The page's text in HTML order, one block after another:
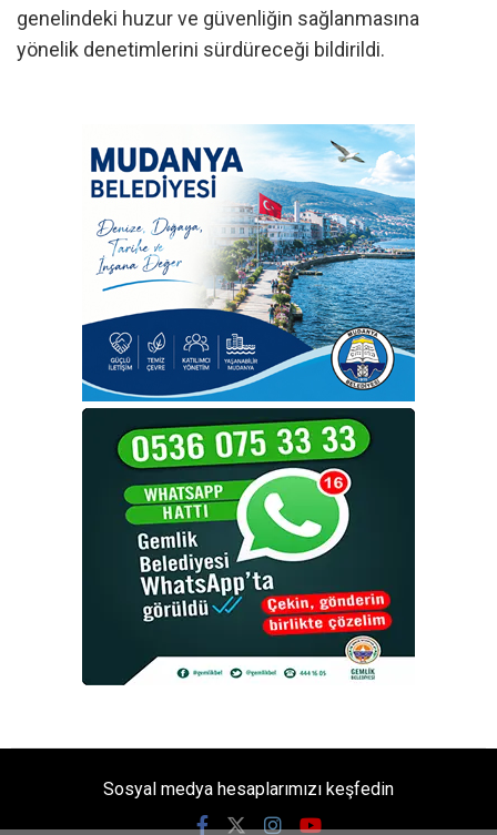
genelindeki huzur ve güvenliğin sağlanmasına
yönelik denetimlerini sürdüreceği bildirildi.
Sosyal medya hesaplarımızı keşfedin